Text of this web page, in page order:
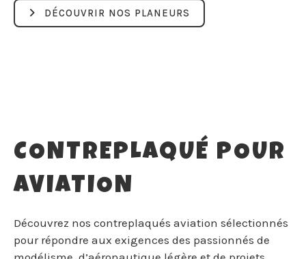
DÉCOUVRIR NOS PLANEURS
CONTREPLAQUÉ POUR
AVIATION
Découvrez nos contreplaqués aviation sélectionnés
pour répondre aux exigences des passionnés de